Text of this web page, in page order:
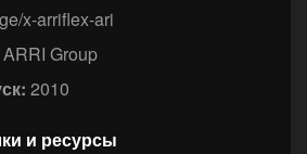
x-arriflex-ari
ARRI Group
2010
и ресурсы